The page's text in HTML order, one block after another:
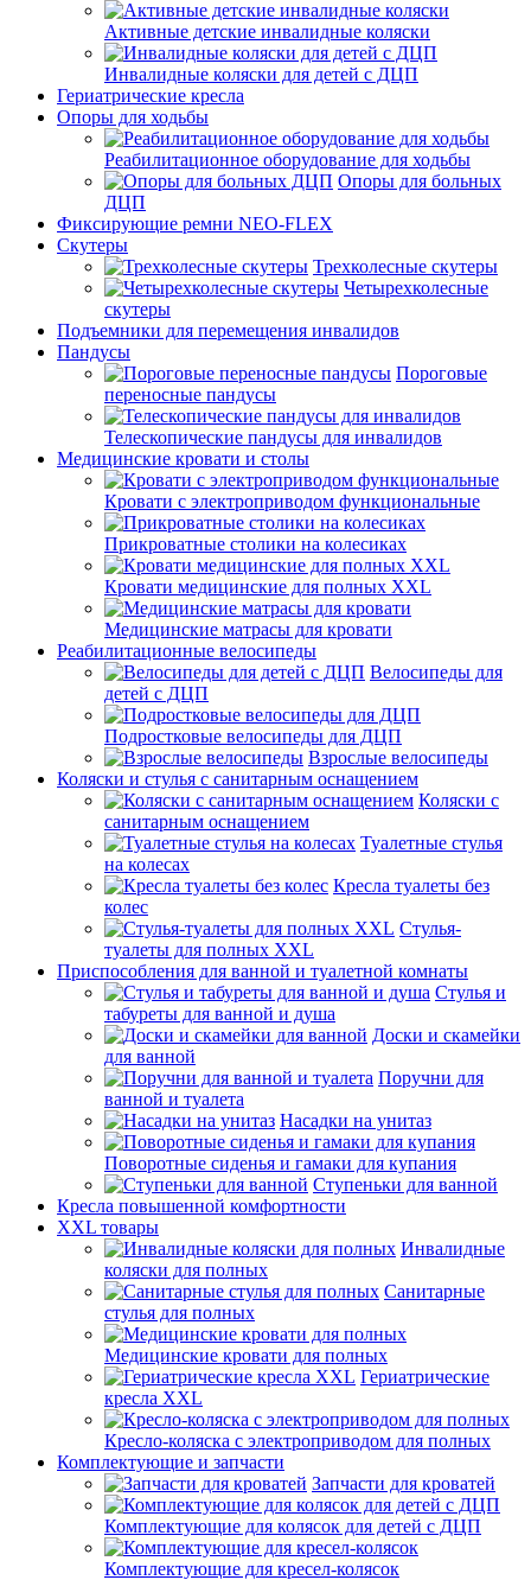
Активные детские инвалидные коляски
Инвалидные коляски для детей с ДЦП
Гериатрические кресла
Опоры для ходьбы
Реабилитационное оборудование для ходьбы
Опоры для больных
ДЦП
Фиксирующие ремни NEO-FLEX
Скутеры
Трехколесные скутеры
Четырехколесные
скутеры
Подъемники для перемещения инвалидов
Пандусы
Пороговые
переносные пандусы
Телескопические пандусы для инвалидов
Медицинские кровати и столы
Кровати с электроприводом функциональные
Прикроватные столики на колесиках
Кровати медицинские для полных XXL
Медицинские матрасы для кровати
Реабилитационные велосипеды
Велосипеды для
детей с ДЦП
Подростковые велосипеды для ДЦП
Взрослые велосипеды
Коляски и стулья с санитарным оснащением
Коляски с
санитарным оснащением
Туалетные стулья
на колесах
Кресла туалеты без
колес
Стулья-
туалеты для полных XXL
Приспособления для ванной и туалетной комнаты
Стулья и
табуреты для ванной и душа
Доски и скамейки
для ванной
Поручни для
ванной и туалета
Насадки на унитаз
Поворотные сиденья и гамаки для купания
Ступеньки для ванной
Кресла повышенной комфортности
XXL товары
Инвалидные
коляски для полных
Санитарные
стулья для полных
Медицинские кровати для полных
Гериатрические
кресла XXL
Кресло-коляска с электроприводом для полных
Комплектующие и запчасти
Запчасти для кроватей
Комплектующие для колясок для детей с ДЦП
Комплектующие для кресел-колясок